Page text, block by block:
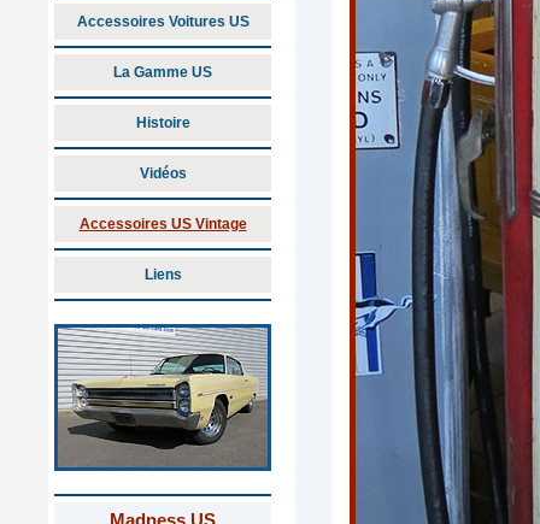
Accessoires Voitures US
La Gamme US
Histoire
Vidéos
Accessoires US Vintage
Liens
Madness US